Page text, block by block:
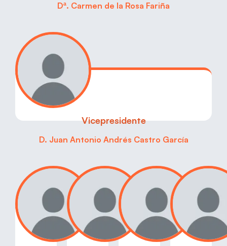
Dª. Carmen de la Rosa Fariña
Vicepresidente
D. Juan Antonio Andrés Castro García